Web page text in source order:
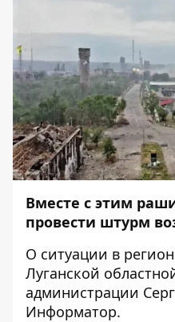
Вместе с этим
провести штурм
О ситуации в
Луганской
администрации
Информатор.